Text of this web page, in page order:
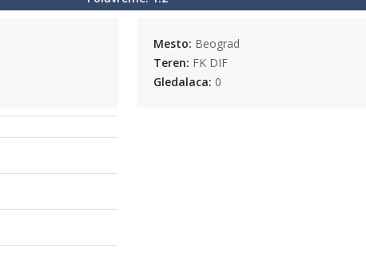
Mesto: Beograd
Teren: FK DIF
Gledalaca: 0